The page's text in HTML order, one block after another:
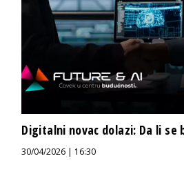
Digitalni novac dolazi: Da li se
30/04/2026 | 16:30